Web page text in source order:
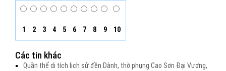
1 2 3 4 5 6 7 8 9 10
Các tin khác
Quần thể di tích lịch sử đền Dành, thờ phụng Cao Sơn Đại Vương,